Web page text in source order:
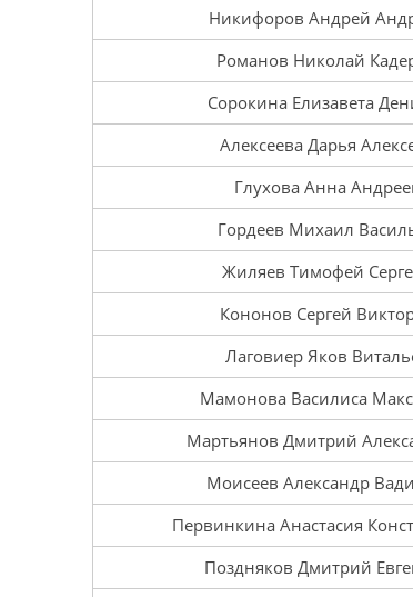
Никифоров Андрей
Романов Николай
Сорокина Елизавета
Алексеева Дарья
Глухова Анна
Гордеев Михаил
Жиляев Тимофей
Кононов Сергей
Лаговиер Яков
Мамонова Василиса
Мартьянов Дмитрий
Моисеев Александр
Первинкина Анастасия
Поздняков Дмитрий